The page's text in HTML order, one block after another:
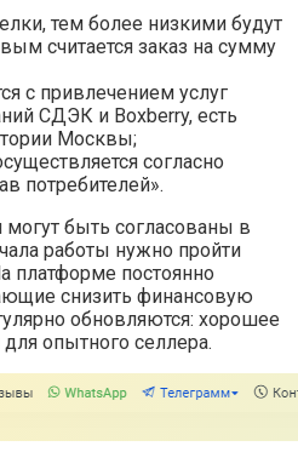
тем более низкими будут
считается заказ на сумму
с привлечением услуг
СДЭК и Boxberry, есть
Москвы;
согласно
потребителей».
быть согласованы в
работы нужно пройти
платформе постоянно
снизить финансовую
обновляются: хорошее
опытного селлера.